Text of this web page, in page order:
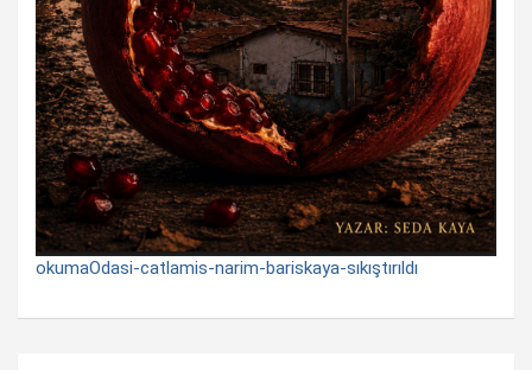
okumaOdasi-catlamis-narim-bariskaya-sıkıştırıldı